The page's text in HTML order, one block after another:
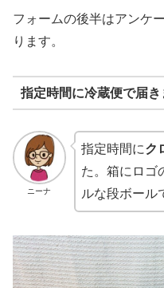
フォームの後半はアンケ
ります。
指定時間に冷蔵便で届き
ニーナ
指定時間にク
た。箱にロゴ
ルな段ボール